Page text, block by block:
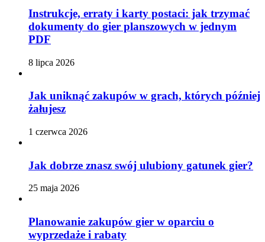
Instrukcje, erraty i karty postaci: jak trzymać
dokumenty do gier planszowych w jednym
PDF
8 lipca 2026
Jak uniknąć zakupów w grach, których później
żałujesz
1 czerwca 2026
Jak dobrze znasz swój ulubiony gatunek gier?
25 maja 2026
Planowanie zakupów gier w oparciu o
wyprzedaże i rabaty